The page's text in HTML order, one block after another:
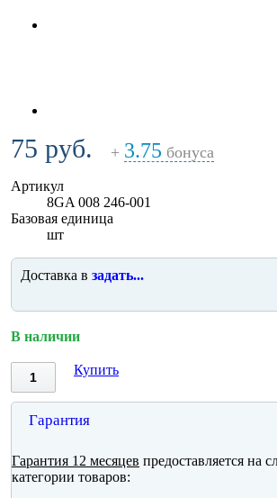
75 руб. + 3.75 бонуса
Артикул
8GA 008 246-001
Базовая единица
шт
Доставка в задать...
В наличии
Купить
Гарантия
Гарантия 12 месяцев предоставляется на
категории товаров: